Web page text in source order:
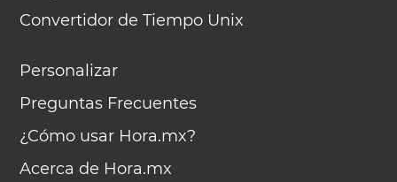
Convertidor de Tiempo Unix
Personalizar
Preguntas Frecuentes
¿Cómo usar Hora.mx?
Acerca de Hora.mx